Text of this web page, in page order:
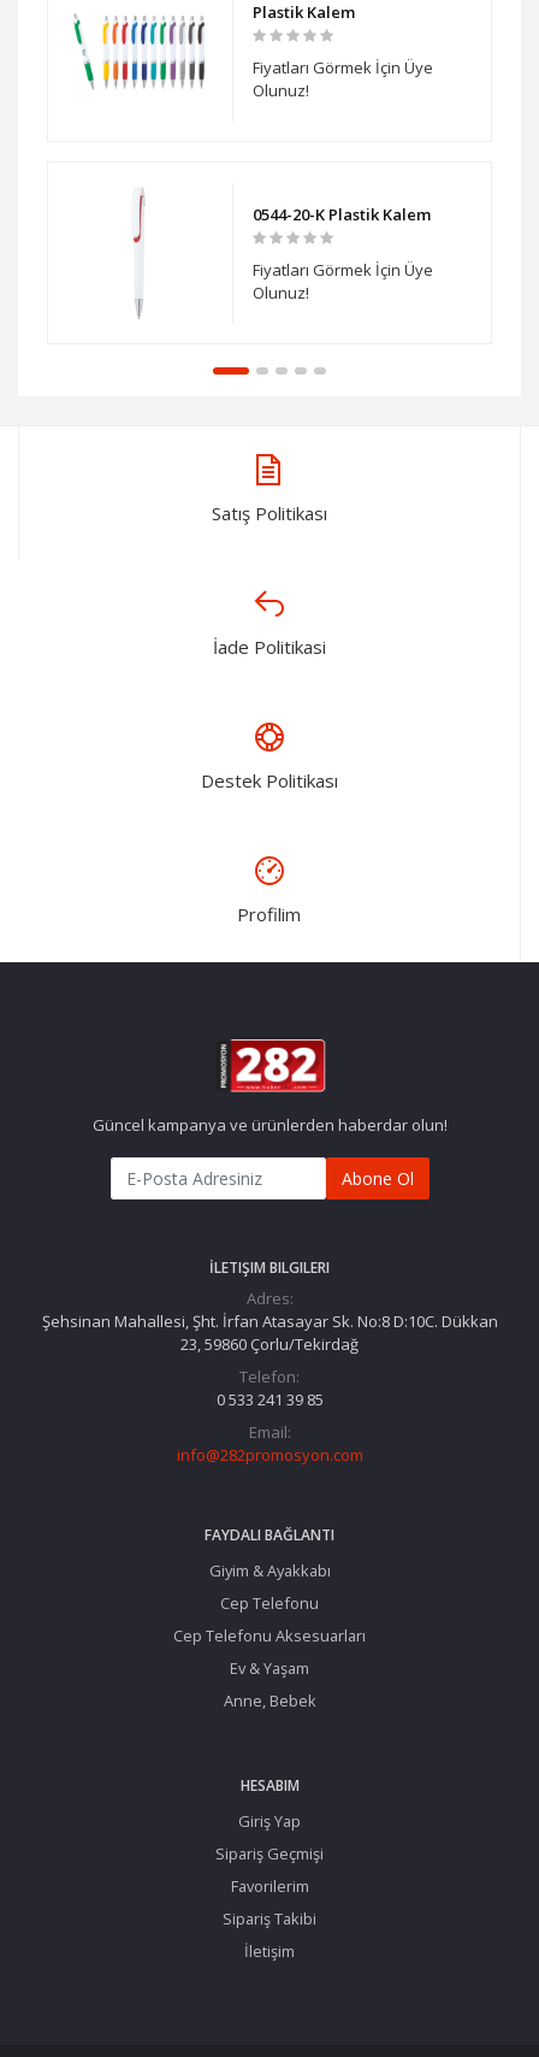
Plastik Kalem
Fiyatları Görmek İçin Üye
Olunuz!
0544-20-K Plastik Kalem
Fiyatları Görmek İçin Üye
Olunuz!
Satış Politikası
İade Politikasi
Destek Politikası
Profilim
Güncel kampanya ve ürünlerden haberdar olun!
Abone Ol
İLETIŞIM BILGILERI
Adres:
Şehsinan Mahallesi, Şht. İrfan Atasayar Sk. No:8 D:10C. Dükkan
23, 59860 Çorlu/Tekirdağ
Telefon:
0 533 241 39 85
Email:
info@282promosyon.com
FAYDALI BAĞLANTI
Giyim & Ayakkabı
Cep Telefonu
Cep Telefonu Aksesuarları
Ev & Yaşam
Anne, Bebek
HESABIM
Giriş Yap
Sipariş Geçmişi
Favorilerim
Sipariş Takibi
İletişim